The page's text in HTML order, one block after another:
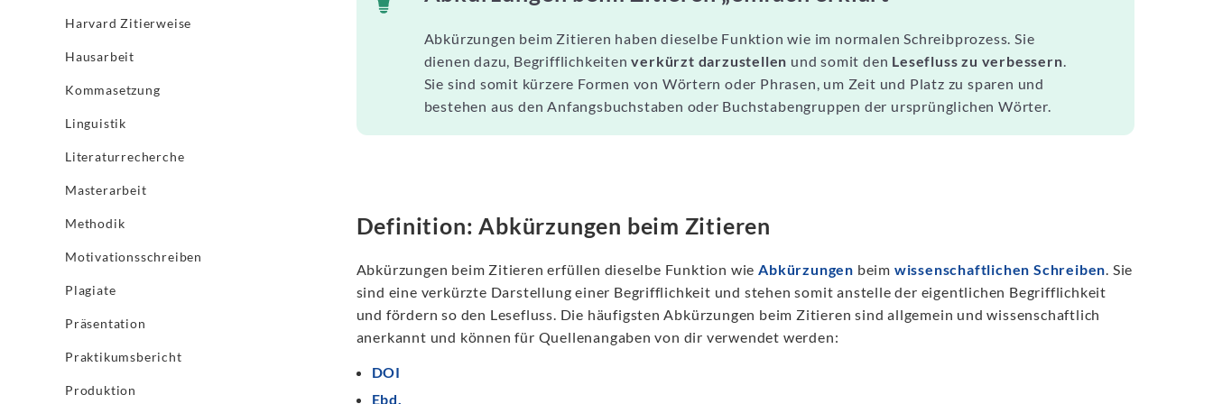
Harvard Zitierweise
Hausarbeit
Kommasetzung
Linguistik
Literaturrecherche
Masterarbeit
Methodik
Motivationsschreiben
Plagiate
Präsentation
Praktikumsbericht
Produktion
Abkürzungen beim Zitieren haben dieselbe Funktion wie im normalen Schreibprozess. Sie
dienen dazu, Begrifflichkeiten verkürzt darzustellen und somit den Lesefluss zu verbessern.
Sie sind somit kürzere Formen von Wörtern oder Phrasen, um Zeit und Platz zu sparen und
bestehen aus den Anfangsbuchstaben oder Buchstabengruppen der ursprünglichen Wörter.
Definition: Abkürzungen beim Zitieren
Abkürzungen beim Zitieren erfüllen dieselbe Funktion wieAbkürzungen beim wissenschaftlichen Schreiben. Sie
sind eine verkürzte Darstellung einer Begrifflichkeit und stehen somit anstelle der eigentlichen Begrifflichkeit
und fördern so den Lesefluss. Die häufigsten Abkürzungen beim Zitieren sind allgemein und wissenschaftlich
anerkannt und können für Quellenangaben von dir verwendet werden:
DOI
Ebd.